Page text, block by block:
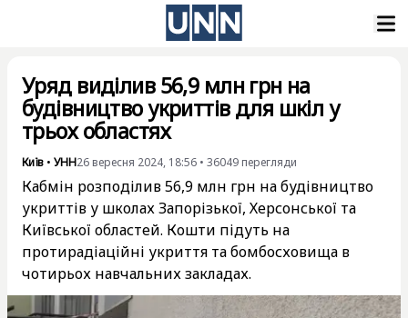
Уряд виділив 56,9 млн грн на
будівництво укриттів для шкіл у
трьох областях
Київ • УНН26 вересня 2024, 18:56 • 36049 перегляди
Кабмін розподілив 56,9 млн грн на будівництво
укриттів у школах Запорізької, Херсонської та
Київської областей. Кошти підуть на
протирадіаційні укриття та бомбосховища в
чотирьох навчальних закладах.